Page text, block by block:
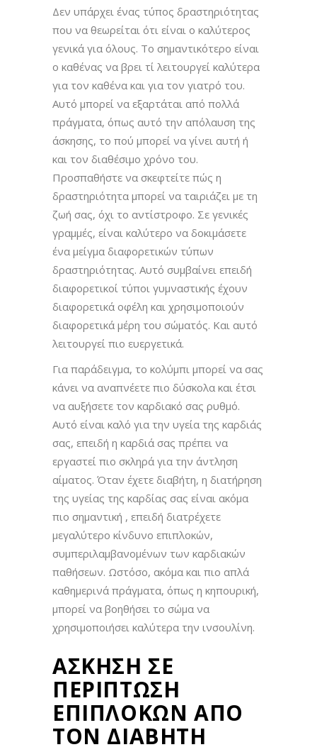
Δεν υπάρχει ένας τύπος δραστηριότητας
που να θεωρείται ότι είναι ο καλύτερος
γενικά για όλους. Το σημαντικότερο είναι
ο καθένας να βρει τί λειτουργεί καλύτερα
για τον καθένα και για τον γιατρό του.
Αυτό μπορεί να εξαρτάται από πολλά
πράγματα, όπως αυτό την απόλαυση της
άσκησης, το πού μπορεί να γίνει αυτή ή
και τον διαθέσιμο χρόνο του.
Προσπαθήστε να σκεφτείτε πώς η
δραστηριότητα μπορεί να ταιριάζει με τη
ζωή σας, όχι το αντίστροφο. Σε γενικές
γραμμές, είναι καλύτερο να δοκιμάσετε
ένα μείγμα διαφορετικών τύπων
δραστηριότητας. Αυτό συμβαίνει επειδή
διαφορετικοί τύποι γυμναστικής έχουν
διαφορετικά οφέλη και χρησιμοποιούν
διαφορετικά μέρη του σώματός. Και αυτό
λειτουργεί πιο ευεργετικά.
Για παράδειγμα, το κολύμπι μπορεί να σας
κάνει να αναπνέετε πιο δύσκολα και έτσι
να αυξήσετε τον καρδιακό σας ρυθμό.
Αυτό είναι καλό για την υγεία της καρδιάς
σας, επειδή η καρδιά σας πρέπει να
εργαστεί πιο σκληρά για την άντληση
αίματος. Όταν έχετε διαβήτη, η διατήρηση
της υγείας της καρδίας σας είναι ακόμα
πιο σημαντική , επειδή διατρέχετε
μεγαλύτερο κίνδυνο επιπλοκών,
συμπεριλαμβανομένων των καρδιακών
παθήσεων. Ωστόσο, ακόμα και πιο απλά
καθημερινά πράγματα, όπως η κηπουρική,
μπορεί να βοηθήσει το σώμα να
χρησιμοποιήσει καλύτερα την ινσουλίνη.
ΑΣΚΗΣΗ ΣΕ
ΠΕΡΙΠΤΩΣΗ
ΕΠΙΠΛΟΚΩΝ ΑΠΟ
ΤΟΝ ΔΙΑΒΗΤΗ